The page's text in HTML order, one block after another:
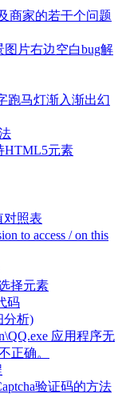
商家的若干个问题
图片右边空白bug解
跑马灯渐入渐出幻
HTML5元素
对照表
to access / on this
择元素
码
分析)
应用程序无
正确。
验证码的方法